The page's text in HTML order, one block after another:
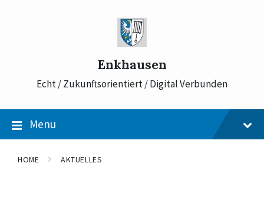
Enkhausen
Echt / Zukunftsorientiert / Digital Verbunden
Menu
HOME AKTUELLES